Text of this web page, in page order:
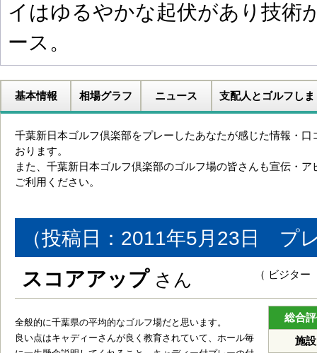
イはゆるやかな起伏があり技術
ース。
基本情報 相場グラフ ニュース 支配人とゴルフしま
千葉新日本ゴルフ倶楽部をプレーしたあなたが感じた情報・口
おります。
また、千葉新日本ゴルフ倶楽部のゴルフ場の皆さんも宣伝・ア
ご利用ください。
（投稿日：2011年5月23日 プ
スコアアップ さん （ ビジタ
全般的に千葉県の平均的なゴルフ場だと思います。
良い点はキャディーさんが良く教育されていて、ホール毎
総合
施設